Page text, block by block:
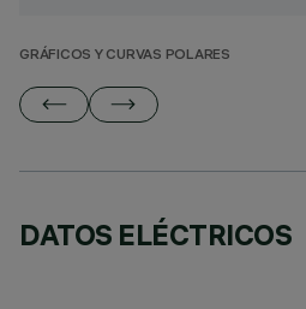
GRÁFICOS Y CURVAS POLARES
DATOS ELÉCTRICOS